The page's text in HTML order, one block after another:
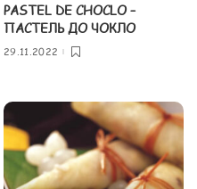
PASTEL DE CHOCLO –
ПАСТЕЛЬ ДО ЧОКЛО
29.11.2022